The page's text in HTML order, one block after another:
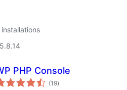
PHP Console
(19total
ratings
)